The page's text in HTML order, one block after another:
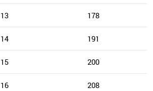
13 178
14 191
15 200
16 208